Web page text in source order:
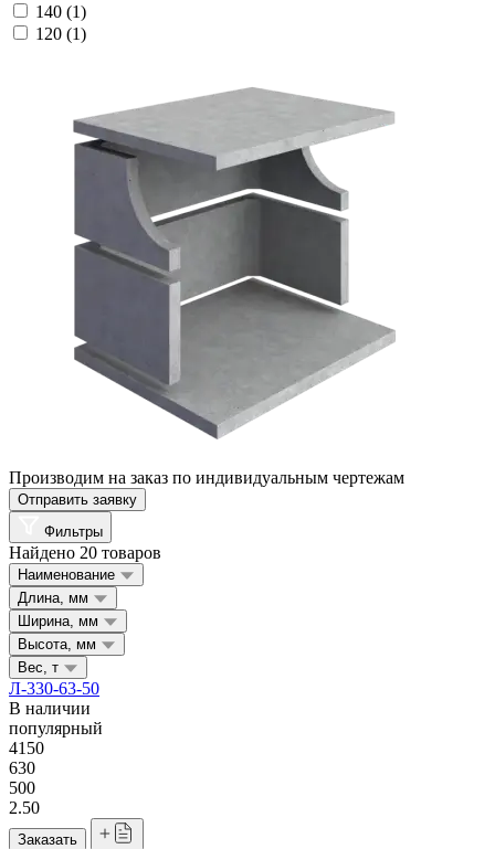
140 (1)
120 (1)
Производим на заказ по индивидуальным чертежам
Отправить заявку
Фильтры
Найдено 20 товаров
Наименование
Длина, мм
Ширина, мм
Высота, мм
Вес, т
Л-330-63-50
В наличии
популярный
4150
630
500
2.50
Заказать